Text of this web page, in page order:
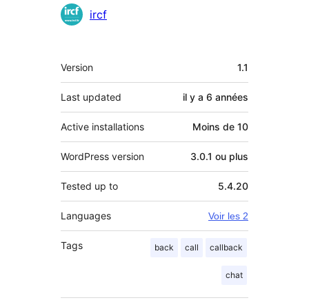
Contributeurs
ircf
Méta
Version 1.1
Last updated il y a 6 années
Active installations Moins de 10
WordPress version 3.0.1 ou plus
Tested up to 5.4.20
Languages Voir les 2
Tags back call callback
chat